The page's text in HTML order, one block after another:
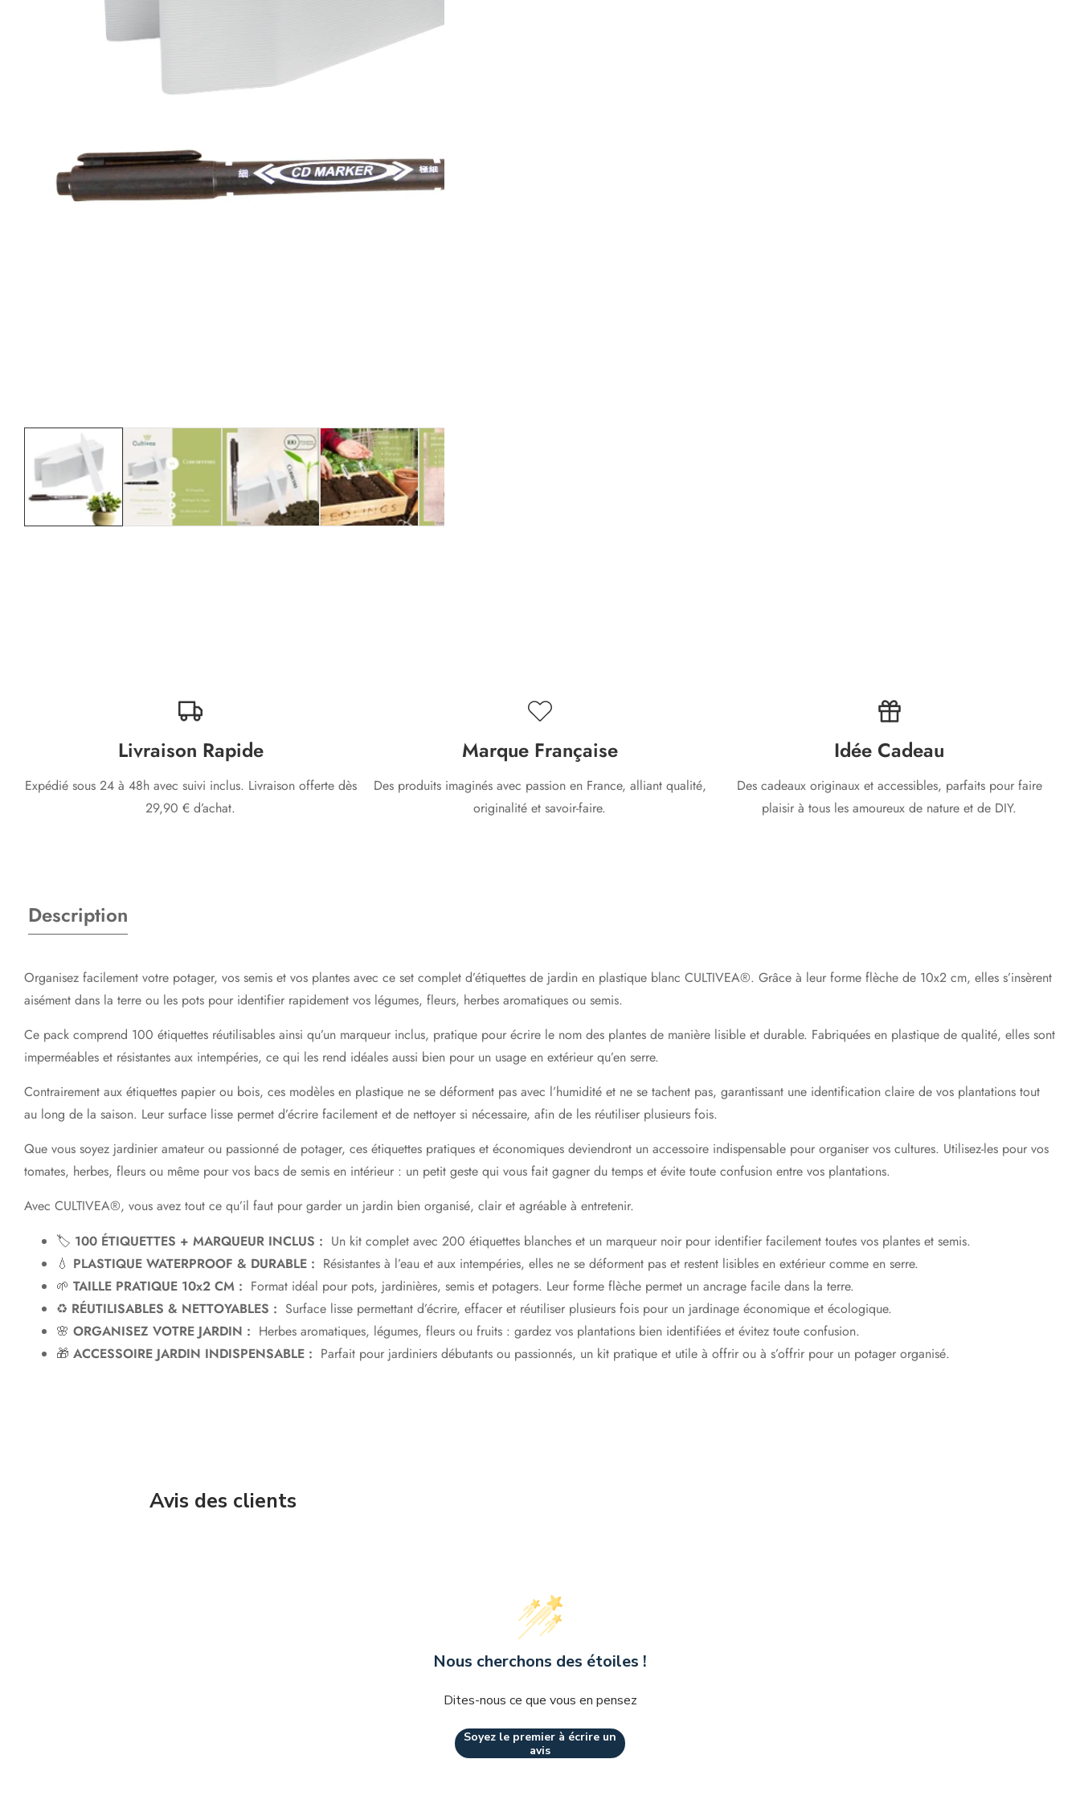
Livraison Rapide
Expédié sous 24 à 48h avec suivi inclus. Livraison offerte dès
29,90 € d’achat.
Marque Française
Des produits imaginés avec passion en France, alliant qualité,
originalité et savoir-faire.
Idée Cadeau
Des cadeaux originaux et accessibles, parfaits pour faire
plaisir à tous les amoureux de nature et de DIY.
Description
Organisez facilement votre potager, vos semis et vos plantes avec ce set complet d’étiquettes de jardin en plastique blanc CULTIVEA®. Grâce à leur forme flèche de 10x2 cm, elles s’insèrent
aisément dans la terre ou les pots pour identifier rapidement vos légumes, fleurs, herbes aromatiques ou semis.
Ce pack comprend 100 étiquettes réutilisables ainsi qu’un marqueur inclus, pratique pour écrire le nom des plantes de manière lisible et durable. Fabriquées en plastique de qualité, elles sont
imperméables et résistantes aux intempéries, ce qui les rend idéales aussi bien pour un usage en extérieur qu’en serre.
Contrairement aux étiquettes papier ou bois, ces modèles en plastique ne se déforment pas avec l’humidité et ne se tachent pas, garantissant une identification claire de vos plantations tout
au long de la saison. Leur surface lisse permet d’écrire facilement et de nettoyer si nécessaire, afin de les réutiliser plusieurs fois.
Que vous soyez jardinier amateur ou passionné de potager, ces étiquettes pratiques et économiques deviendront un accessoire indispensable pour organiser vos cultures. Utilisez-les pour vos
tomates, herbes, fleurs ou même pour vos bacs de semis en intérieur : un petit geste qui vous fait gagner du temps et évite toute confusion entre vos plantations.
Avec CULTIVEA®, vous avez tout ce qu’il faut pour garder un jardin bien organisé, clair et agréable à entretenir.
🏷️ 100 ÉTIQUETTES + MARQUEUR INCLUS : Un kit complet avec 200 étiquettes blanches et un marqueur noir pour identifier facilement toutes vos plantes et semis.
💧 PLASTIQUE WATERPROOF & DURABLE : Résistantes à l’eau et aux intempéries, elles ne se déforment pas et restent lisibles en extérieur comme en serre.
🌱 TAILLE PRATIQUE 10x2 CM : Format idéal pour pots, jardinières, semis et potagers. Leur forme flèche permet un ancrage facile dans la terre.
♻️ RÉUTILISABLES & NETTOYABLES : Surface lisse permettant d’écrire, effacer et réutiliser plusieurs fois pour un jardinage économique et écologique.
🌸 ORGANISEZ VOTRE JARDIN : Herbes aromatiques, légumes, fleurs ou fruits : gardez vos plantations bien identifiées et évitez toute confusion.
🎁 ACCESSOIRE JARDIN INDISPENSABLE : Parfait pour jardiniers débutants ou passionnés, un kit pratique et utile à offrir ou à s’offrir pour un potager organisé.
Avis des clients
Nous cherchons des étoiles !
Dites-nous ce que vous en pensez
Soyez le premier à écrire un
avis